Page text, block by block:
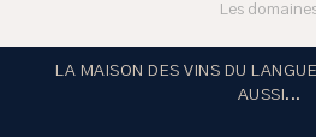
Les
LA MAISON DES VINS DU
AUSSI...